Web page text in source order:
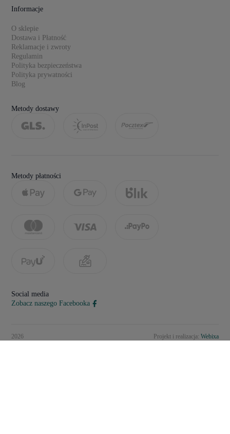
Informacje
O sklepie
Dostawa i Płatność
Reklamacje i zwroty
Regulamin
Polityka bezpieczeństwa
Polityka prywatności
Blog
Metody dostawy
Metody płatności
Social media
Zobacz naszego Facebooka
2026 Projekt i realizacja: Webixa